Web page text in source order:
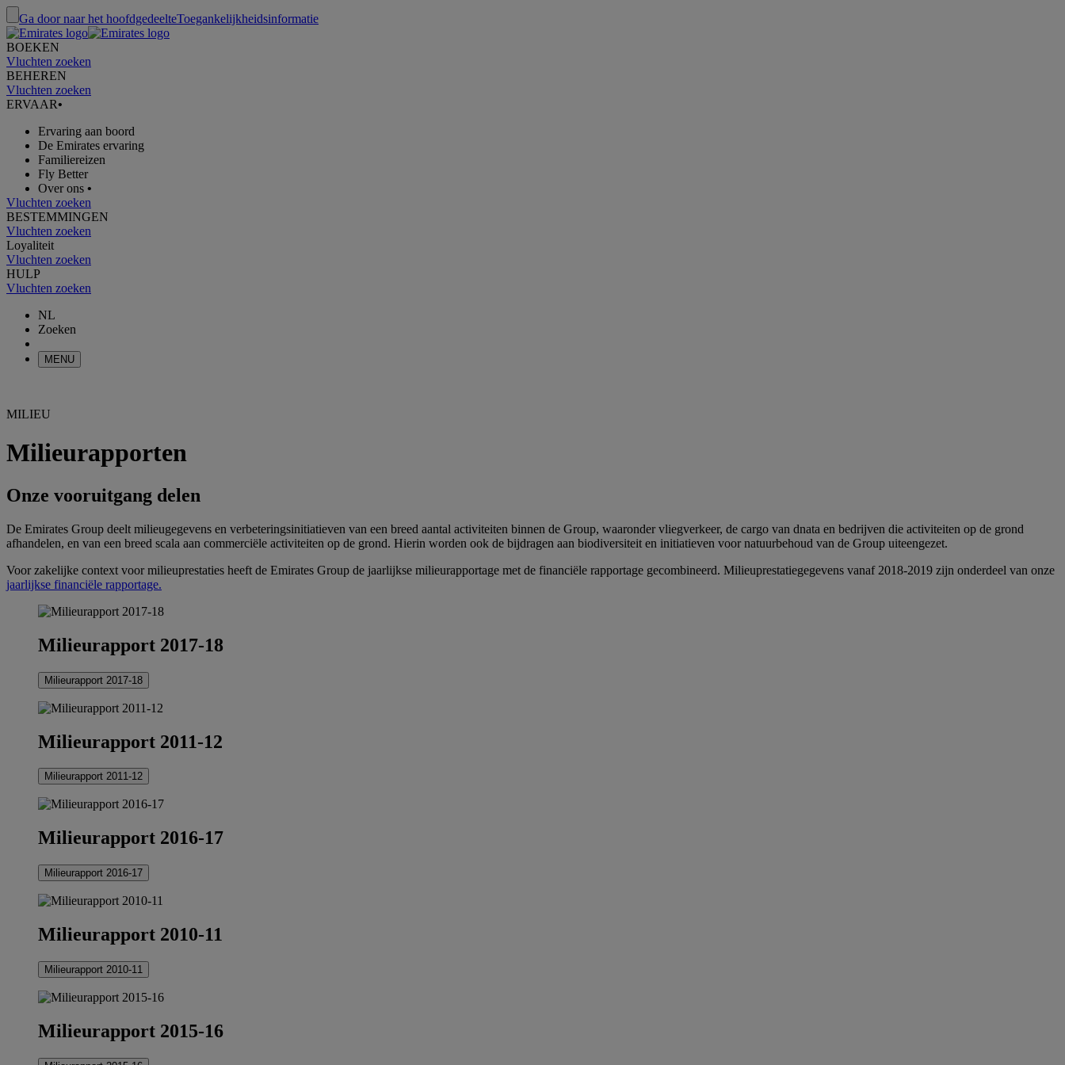
Ga door naar het hoofdgedeelteToegankelijkheidsinformatie
BOEKEN
Vluchten zoeken
BEHEREN
Vluchten zoeken
ERVAAR•
Ervaring aan boord
De Emirates ervaring
Familiereizen
Fly Better
Over ons •
Vluchten zoeken
BESTEMMINGEN
Vluchten zoeken
Loyaliteit
Vluchten zoeken
HULP
Vluchten zoeken
NL
Zoeken
MENU
MILIEU
Milieurapporten
Onze vooruitgang delen
De Emirates Group deelt milieugegevens en verbeteringsinitiatieven van een breed aantal activiteiten binnen de Group, waaronder vliegverkeer, de cargo van dnata en bedrijven die activiteiten op de grond
afhandelen, en van een breed scala aan commerciële activiteiten op de grond. Hierin worden ook de bijdragen aan biodiversiteit en initiatieven voor natuurbehoud van de Group uiteengezet.
Voor zakelijke context voor milieuprestaties heeft de Emirates Group de jaarlijkse milieurapportage met de financiële rapportage gecombineerd. Milieuprestatiegegevens vanaf 2018-2019 zijn onderdeel van onze
jaarlijkse financiële rapportage.
Milieurapport 2017-18
Milieurapport 2017-18
Milieurapport 2011-12
Milieurapport 2011-12
Milieurapport 2016-17
Milieurapport 2016-17
Milieurapport 2010-11
Milieurapport 2010-11
Milieurapport 2015-16